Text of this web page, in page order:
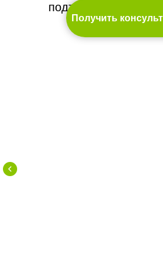
подтверждено
ISO
Получить